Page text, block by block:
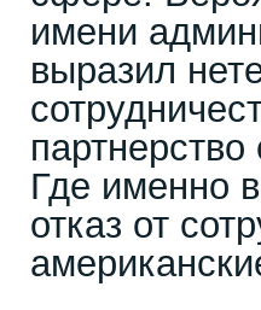
имени
выразил
Где именно
отказ от